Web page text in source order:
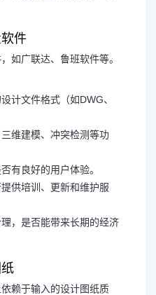
件
如广联达、鲁班软件等。
计文件格式（如DWG、
维建模、冲突检测等功
有良好的用户体验。
供培训、更新和维护服
，是否能带来长期的经济
赖于输入的设计图纸质